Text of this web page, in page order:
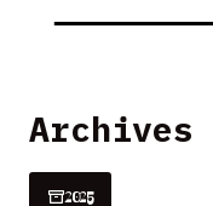
Archives
2025